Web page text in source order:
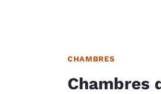
CHAMBRES
Chambres